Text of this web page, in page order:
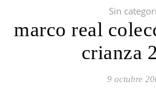
Sin
marco real
crianza
9 octubre